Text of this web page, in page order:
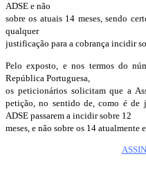
ADSE e não
sobre os atuais 14 meses, sendo
qualquer
justificação para a cobrança incidir
Pelo exposto, e nos termos do
República Portuguesa,
os peticionários solicitam que a
petição, no sentido de, como é de
ADSE passarem a incidir sobre 12
meses, e não sobre os 14 atualmente